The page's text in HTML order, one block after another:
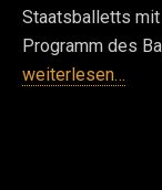
Staatsballetts
Programm des
weiterlesen…